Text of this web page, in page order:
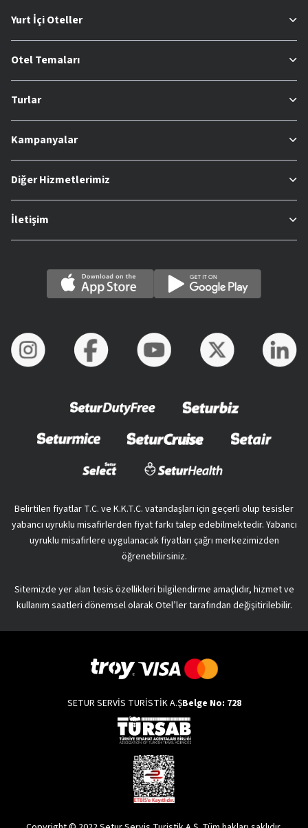
Yurt İçi Oteller
Otel Temaları
Turlar
Kampanyalar
Diğer Hizmetlerimiz
İletişim
Belirtilen fiyatlar T.C. ve K.K.T.C. vatandaşları için geçerli olup tesisler
yabancı uyruklu misafirlerden fiyat farkı talep edebilmektedir. Yabancı
uyruklu misafirlere uygulanacak fiyatları çağrı merkezimizden
öğrenebilirsiniz.
Sitemizde yer alan tesis özellikleri bilgilendirme amaçlıdır, hizmet ve
kullanım saatleri dönemsel olarak Otel’ler tarafından değişitirilebilir.
SETUR SERVİS TURİSTİK A.ŞBelge No: 728